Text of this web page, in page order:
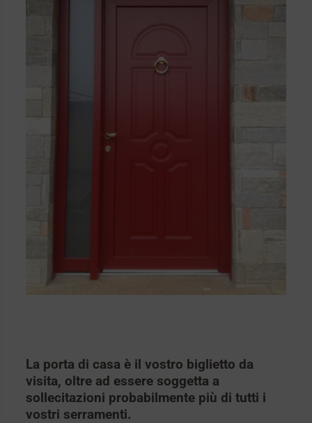
La porta di casa è il vostro biglietto da
visita, oltre ad essere soggetta a
sollecitazioni probabilmente più di tutti i
vostri serramenti.